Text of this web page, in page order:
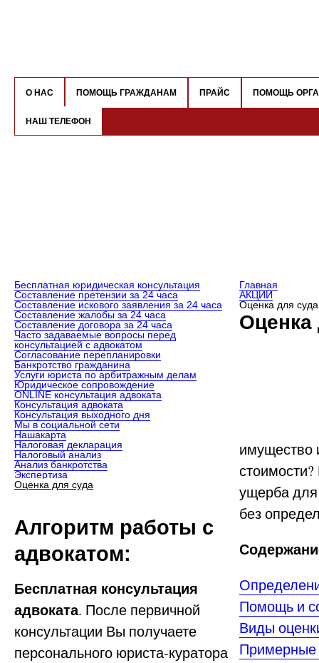
О НАС ПОМОЩЬ ГРАЖДАНАМ ПРАЙС ПОМОЩЬ
НАШ ТЕЛЕФОН
Бесплатная юридическая консультация
Составление претензии за 24 часа
Составление искового заявления за 24 часа
Составление жалобы за 24 часа
Составление договора за 24 часа
Часто задаваемые вопросы перед
консультацией с адвокатом
Согласование перепланировки
Банкротство гражданина
Услуги юриста по арбитражным делам
Юридическое сопровождение
ONLINE консультация адвоката
Консультация адвоката
Консультация выходного дня
Мы в социальной сети
Нашакарта
Налоговая декларация
Налоговый анализ
Анализ банкротства
Экспертиза
Оценка для суда
Алгоритм работы с
адвокатом:
Бесплатная консультация
адвоката. После первичной
консультации Вы получаете
персонального юриста-куратора
Главная
АКЦИИ
Оценка для суда
Оценка
имущество
ущерба для
без
Помощь и
Виды
Примерные